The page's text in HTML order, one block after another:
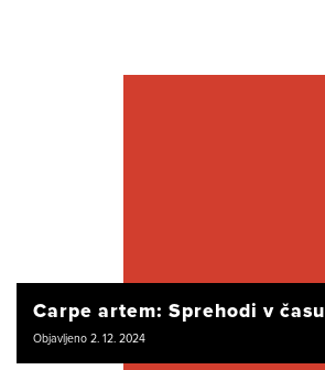
Carpe artem: Sprehodi v času
Objavljeno 2. 12. 2024